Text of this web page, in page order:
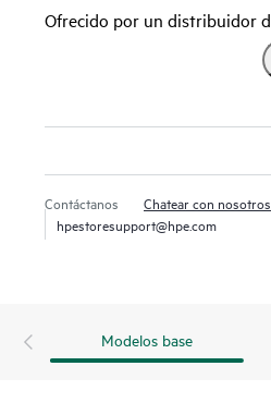
Ofrecido por un distribuidor
Contáctanos
Chatear con nosotros
hpestoresupport@hpe.com
Modelos base